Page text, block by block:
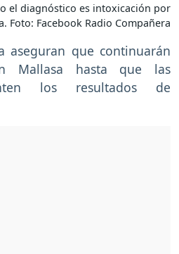
el diagnóstico es intoxicación por
Foto: Facebook Radio Compañera
aseguran que continuarán
Mallasa hasta que las
los resultados de